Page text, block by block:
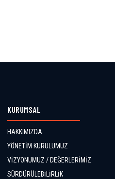
KURUMSAL
HAKKIMIZDA
YÖNETİM KURULUMUZ
VİZYONUMUZ / DEĞERLERİMİZ
SÜRDÜRÜLEBİLİRLİK